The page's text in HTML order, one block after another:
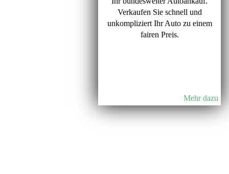
Verkaufen Sie schnell und
unkompliziert Ihr Auto zu einem
fairen Preis.
Mehr dazu